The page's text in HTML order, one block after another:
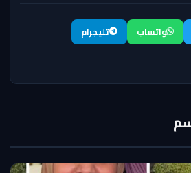
واتساب
تليجرام